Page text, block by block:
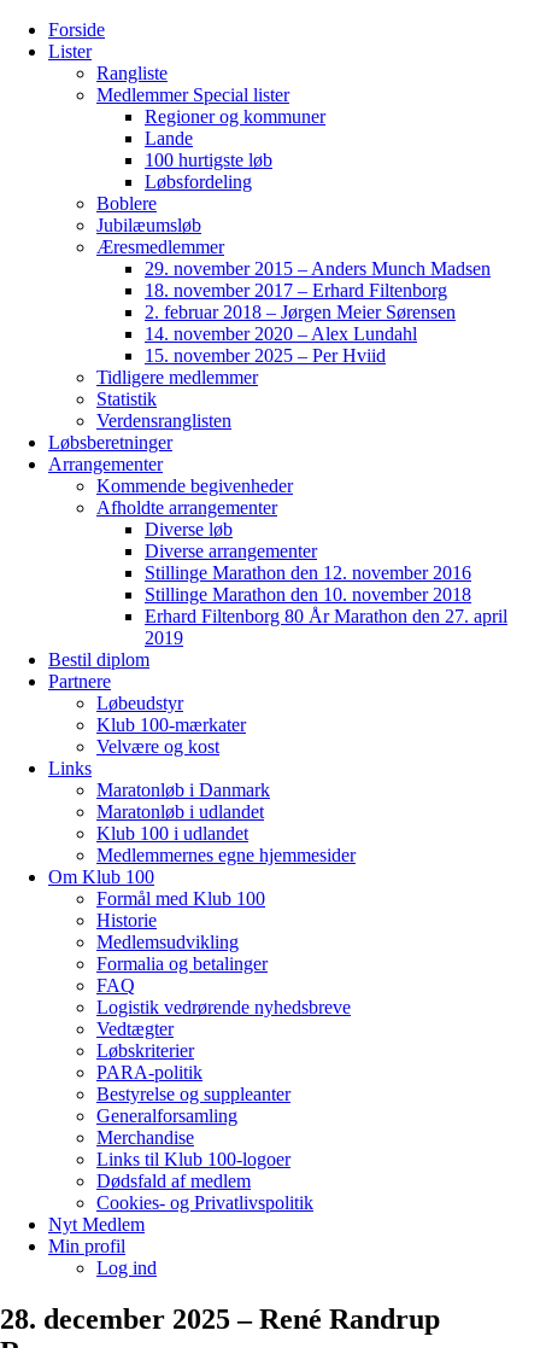
Forside
Lister
Rangliste
Medlemmer Special lister
Regioner og kommuner
Lande
100 hurtigste løb
Løbsfordeling
Boblere
Jubilæumsløb
Æresmedlemmer
29. november 2015 – Anders Munch Madsen
18. november 2017 – Erhard Filtenborg
2. februar 2018 – Jørgen Meier Sørensen
14. november 2020 – Alex Lundahl
15. november 2025 – Per Hviid
Tidligere medlemmer
Statistik
Verdensranglisten
Løbsberetninger
Arrangementer
Kommende begivenheder
Afholdte arrangementer
Diverse løb
Diverse arrangementer
Stillinge Marathon den 12. november 2016
Stillinge Marathon den 10. november 2018
Erhard Filtenborg 80 År Marathon den 27. april
2019
Bestil diplom
Partnere
Løbeudstyr
Klub 100-mærkater
Velvære og kost
Links
Maratonløb i Danmark
Maratonløb i udlandet
Klub 100 i udlandet
Medlemmernes egne hjemmesider
Om Klub 100
Formål med Klub 100
Historie
Medlemsudvikling
Formalia og betalinger
FAQ
Logistik vedrørende nyhedsbreve
Vedtægter
Løbskriterier
PARA-politik
Bestyrelse og suppleanter
Generalforsamling
Merchandise
Links til Klub 100-logoer
Dødsfald af medlem
Cookies- og Privatlivspolitik
Nyt Medlem
Min profil
Log ind
28. december 2025 – René Randrup